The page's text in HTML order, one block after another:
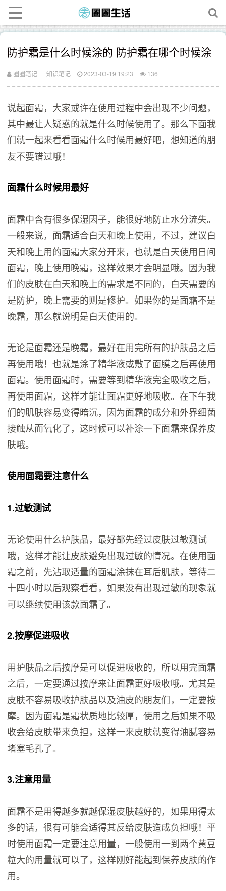
防护霜是什么时候涂的 防护霜在哪个时候涂
圈圈笔记 知识笔记 2023-03-19 19:23 136
说起面霜，大家或许在使用过程中会出现不少问题，
其中最让人疑惑的就是什么时候使用了。那么下面我
们就一起来看看面霜什么时候用最好吧，想知道的朋
友不要错过哦！
面霜什么时候用最好
面霜中含有很多保湿因子，能很好地防止水分流失。
一般来说，面霜适合白天和晚上使用，不过，建议白
天和晚上用的面霜大家分开来，也就是白天使用日间
面霜，晚上使用晚霜，这样效果才会明显哦。因为我
们的皮肤在白天和晚上的需求是不同的，白天需要的
是防护，晚上需要的则是修护。如果你的是面霜不是
晚霜，那么就说明是白天使用的。
无论是面霜还是晚霜，最好在用完所有的护肤品之后
再使用哦！也就是涂了精华液或敷了面膜之后再使用
面霜。使用面霜时，需要等到精华液完全吸收之后，
再使用面霜，这样才能让面霜更好地吸收。在下午我
们的肌肤容易变得暗沉，因为面霜的成分和外界细菌
接触从而氧化了，这时候可以补涂一下面霜来保养皮
肤哦。
使用面霜要注意什么
1.过敏测试
无论使用什么护肤品，最好都先经过皮肤过敏测试
哦，这样才能让皮肤避免出现过敏的情况。在使用面
霜之前，先沾取适量的面霜涂抹在耳后肌肤，等待二
十四小时以后观察看看，如果没有出现过敏的现象就
可以继续使用该款面霜了。
2.按摩促进吸收
用护肤品之后按摩是可以促进吸收的，所以用完面霜
之后，一定要通过按摩来让面霜更好吸收哦。尤其是
皮肤不容易吸收护肤品以及油皮的朋友们，一定要按
摩。因为面霜是霜状质地比较厚，使用之后如果不吸
收会给皮肤带来负担，这样一来皮肤就变得油腻容易
堵塞毛孔了。
3.注意用量
面霜不是用得越多就越保湿皮肤越好的，如果用得太
多的话，很有可能会适得其反给皮肤造成负担哦！平
时使用面霜一定要注意用量，一般使用一到两个黄豆
粒大的用量就可以了，这样刚好能起到保养皮肤的作
用。